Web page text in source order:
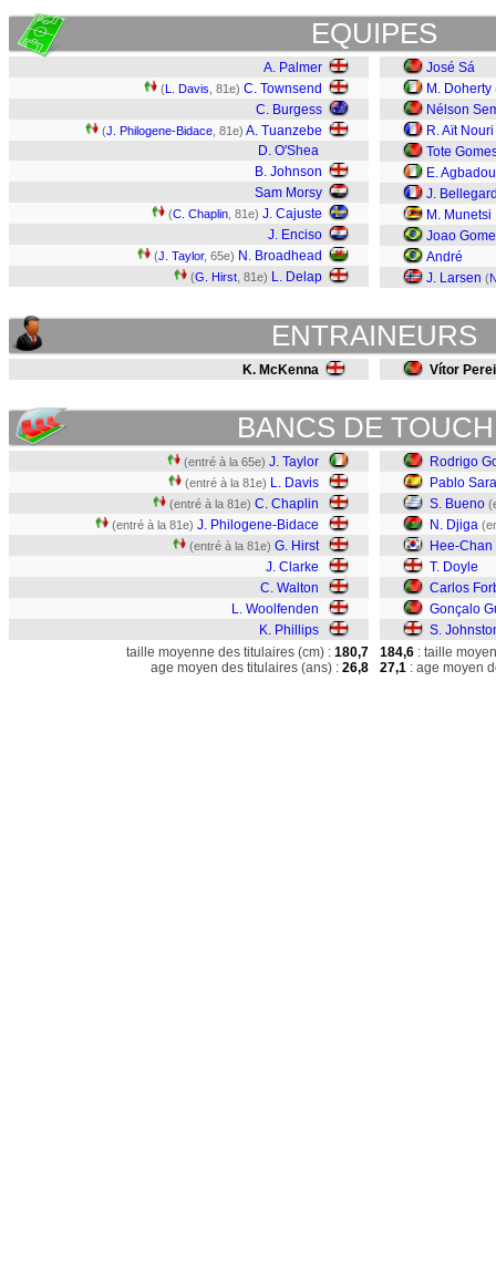
EQUIPES
A. Palmer
(L. Davis , 81e) C. Townsend
C. Burgess
(J. Philogene-Bidace , 81e) A. Tuanzebe
D. O'Shea
B. Johnson
Sam Morsy
(C. Chaplin , 81e) J. Cajuste
J. Enciso
(J. Taylor, 65e) N. Broadhead
(G. Hirst , 81e) L. Delap
José Sá
M. Doherty
Nélson
R. Aït Nouri
Tote
E. Agbadou
J.
M. Munetsi
Joao
André
J. Larsen (
ENTRAINEURS
K. McKenna Vítor
BANCS DE
(entré à la 65e) J. Taylor
(entré à la 81e) L. Davis
(entré à la 81e) C. Chaplin
(entré à la 81e) J. Philogene-Bidace
(entré à la 81e) G. Hirst
J. Clarke
C. Walton
L. Woolfenden
K. Phillips
Rodrigo
Pablo
S. Bueno
N. Djiga
Hee-
T. Doyle
Carlos
Gonçalo
S.
taille moyenne des titulaires (cm) : 180,7
age moyen des titulaires (ans) : 26,8
184,6 : taille
27,1 : age moyen